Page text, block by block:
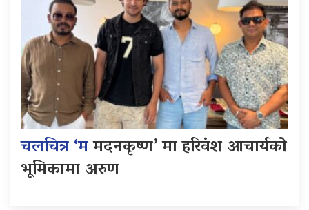
चलचित्र ‘ममदनकृष्ण’ मा हरिवंश आचार्यको
भूमिकामा अरुण